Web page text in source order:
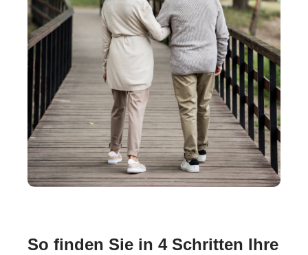
So finden Sie in 4 Schritten Ihre